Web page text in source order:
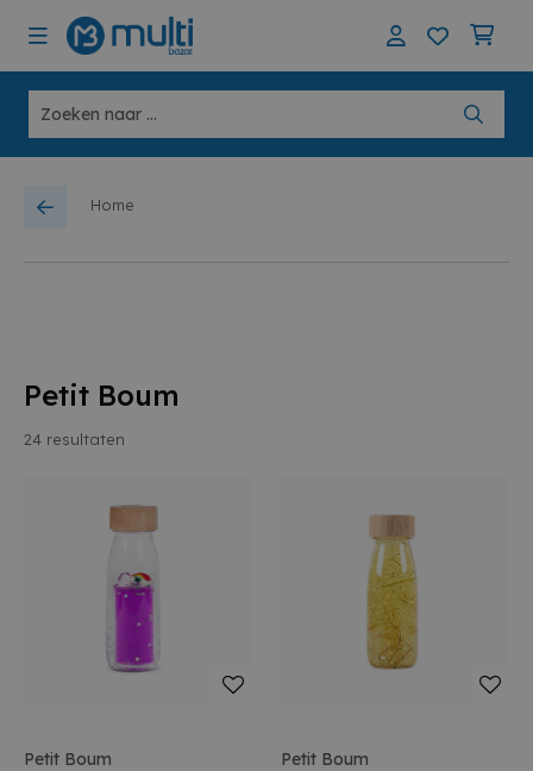
Home
Petit Boum
24 resultaten
Petit Boum Petit Boum